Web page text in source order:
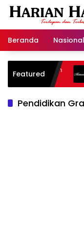
Langsung
Beranda
Nasional
Featured
Warisan
Pendidikan